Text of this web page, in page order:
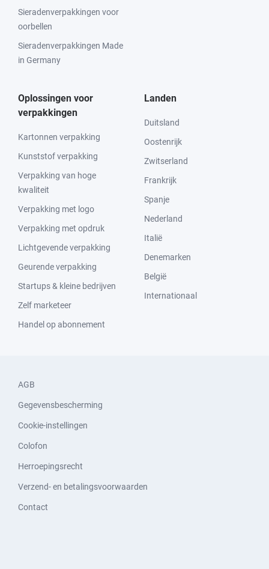
Sieradenverpakkingen voor
oorbellen
Sieradenverpakkingen Made
in Germany
Oplossingen voor
verpakkingen
Kartonnen verpakking
Kunststof verpakking
Verpakking van hoge
kwaliteit
Verpakking met logo
Verpakking met opdruk
Lichtgevende verpakking
Geurende verpakking
Startups & kleine bedrijven
Zelf marketeer
Handel op abonnement
Landen
Duitsland
Oostenrijk
Zwitserland
Frankrijk
Spanje
Nederland
Italië
Denemarken
België
Internationaal
AGB
Gegevensbescherming
Cookie-instellingen
Colofon
Herroepingsrecht
Verzend- en betalingsvoorwaarden
Contact